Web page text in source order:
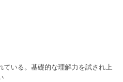
ている。基礎的な理解力を試され上